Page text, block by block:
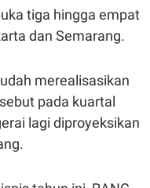
tiga hingga empat
dan Semarang.
merealisasikan
pada kuartal
lagi diproyeksikan